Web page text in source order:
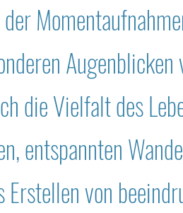
die Vielfalt des
entspannten
Erstellen von